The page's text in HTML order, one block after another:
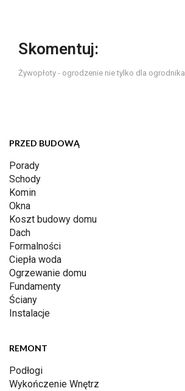
Skomentuj:
Żywopłoty - ogrodzenie nie tylko dla ogrodnika
PRZED BUDOWĄ
Porady
Schody
Komin
Okna
Koszt budowy domu
Dach
Formalności
Ciepła woda
Ogrzewanie domu
Fundamenty
Ściany
Instalacje
REMONT
Podłogi
Wykończenie Wnętrz